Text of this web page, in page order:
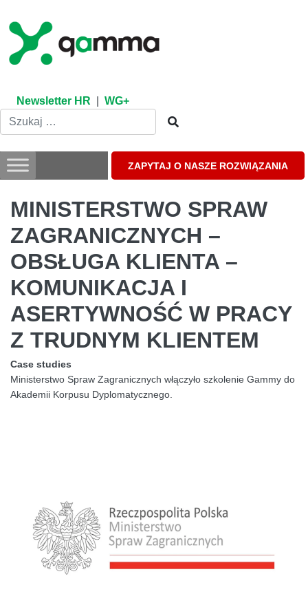
content
Newsletter HR WG+
ZAPYTAJ O NASZE ROZWIĄZANIA
MINISTERSTWO SPRAW
ZAGRANICZNYCH –
OBSŁUGA KLIENTA –
KOMUNIKACJA I
ASERTYWNOŚĆ W PRACY
Z TRUDNYM KLIENTEM
Case studies
Ministerstwo Spraw Zagranicznych włączyło szkolenie Gammy do
Akademii Korpusu Dyplomatycznego.